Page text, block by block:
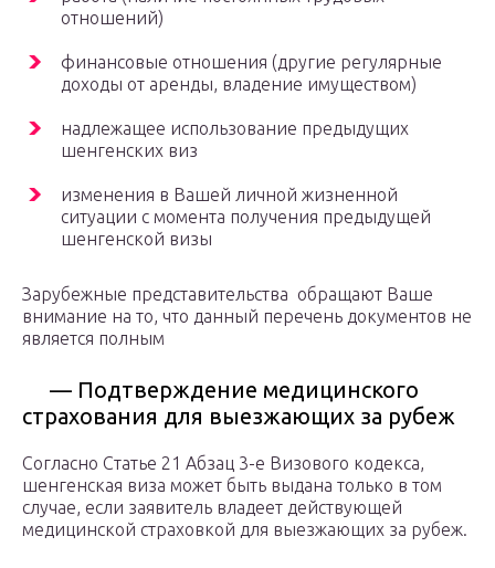
отношений)
финансовые отношения (другие регулярные
доходы от аренды, владение имуществом)
надлежащее использование предыдущих
шенгенских виз
изменения в Вашей личной жизненной
ситуации с момента получения предыдущей
шенгенской визы
Зарубежные представительства обращают Ваше
внимание на то, что данный перечень документов не
является полным
— Подтверждение медицинского
страхования для выезжающих за рубеж
Согласно Статье 21 Абзац 3-e Визового кодекса,
шенгенская виза может быть выдана только в том
случае, если заявитель владеет действующей
медицинской страховкой для выезжающих за рубеж.